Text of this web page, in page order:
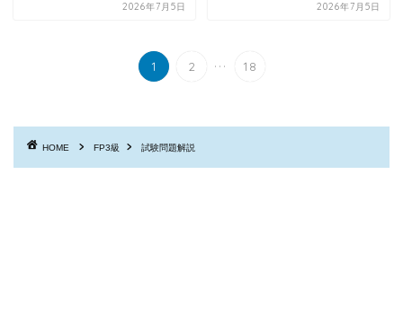
2026年7月5日 2026年7月5日
1 2 ... 18
HOME FP3級 試験問題解説